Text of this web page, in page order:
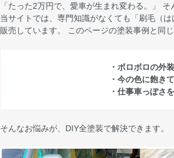
「たった2万円で、愛車が生まれ変わる。」
当サイトでは、専門知識がなくても「刷毛（
販売しています。 このページの塗装事例と同
・ボロボロの外
・今の色に飽き
・仕事車っぽさ
そんなお悩みが、DIY全塗装で解決できます。